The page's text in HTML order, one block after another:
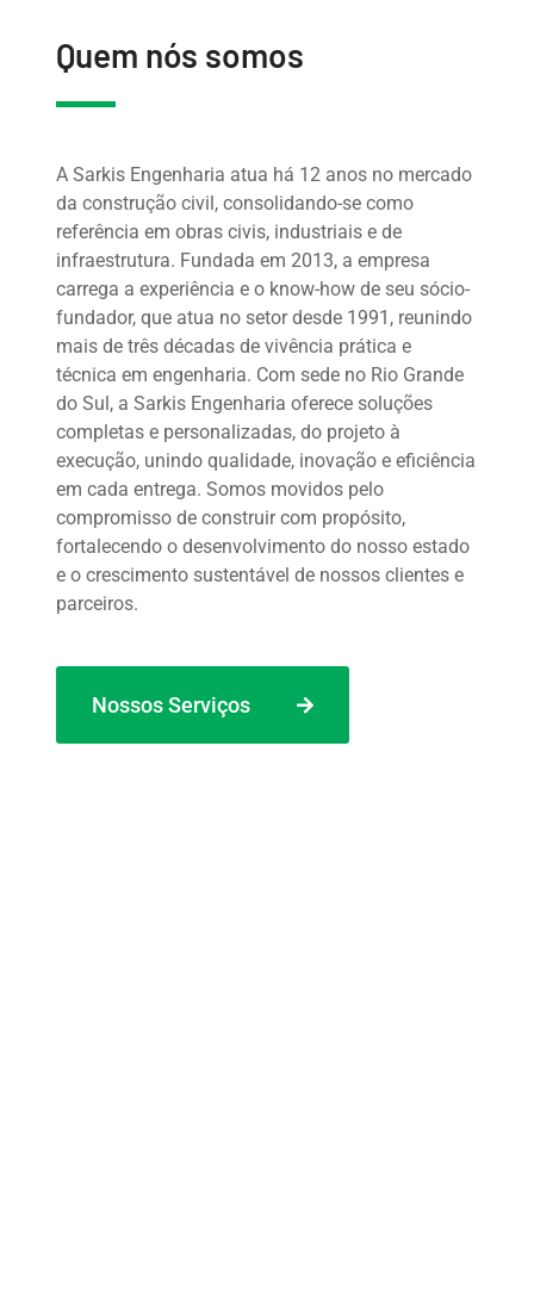
Quem nós somos
A Sarkis Engenharia atua há 12 anos no mercado
da construção civil, consolidando-se como
referência em obras civis, industriais e de
infraestrutura. Fundada em 2013, a empresa
carrega a experiência e o know-how de seu sócio-
fundador, que atua no setor desde 1991, reunindo
mais de três décadas de vivência prática e
técnica em engenharia. Com sede no Rio Grande
do Sul, a Sarkis Engenharia oferece soluções
completas e personalizadas, do projeto à
execução, unindo qualidade, inovação e eficiência
em cada entrega. Somos movidos pelo
compromisso de construir com propósito,
fortalecendo o desenvolvimento do nosso estado
e o crescimento sustentável de nossos clientes e
parceiros.
Nossos Serviços